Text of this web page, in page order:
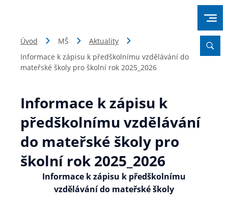
Úvod MŠ
Aktuality
Informace k zápisu k předškolnímu vzdělávání do
mateřské školy pro školní rok 2025_2026
Informace k zápisu k
předškolnímu vzdělávání
do mateřské školy pro
školní rok 2025_2026
Informace k zápisu k předškolnímu
vzdělávání do mateřské školy